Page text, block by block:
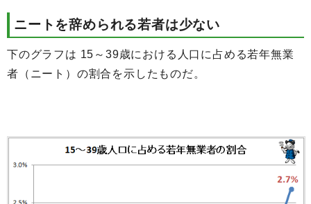
ニートを辞められる若者は少ない
下のグラフは 15～39歳における人口に占める若年無業
者（ニート）の割合を示したものだ。